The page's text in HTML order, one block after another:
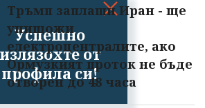
Успешно
излязохте от
профила си!
Тръмп заплаши Иран - ще
унищожи
електроцентралите, ако
Ормузкият проток не бъде
отворен до 48 часа